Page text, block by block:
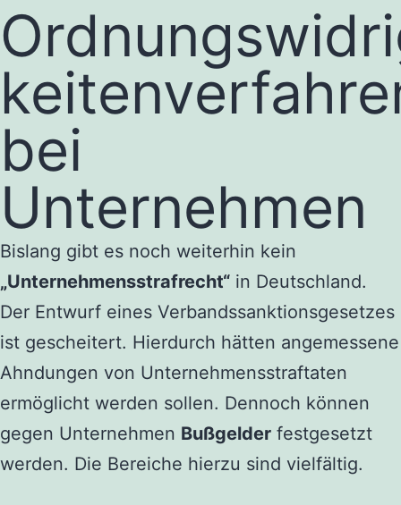
bei
Unternehmen
Bislang gibt es noch weiterhin kein
„Unternehmensstrafrecht“ in Deutschland.
Der Entwurf eines Verbandssanktionsgesetzes
ist gescheitert. Hierdurch hätten angemessene
Ahndungen von Unternehmensstraftaten
ermöglicht werden sollen. Dennoch können
gegen Unternehmen Bußgelder festgesetzt
werden. Die Bereiche hierzu sind vielfältig.